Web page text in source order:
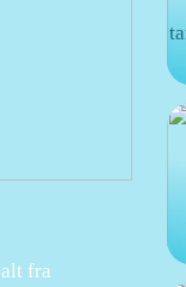
fra